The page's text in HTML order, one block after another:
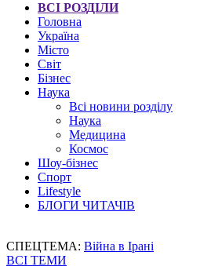
ВСІ РОЗДІЛИ
Головна
Україна
Місто
Світ
Бізнес
Наука
Всі новини розділу
Наука
Медицина
Космос
Шоу-бізнес
Спорт
Lifestyle
БЛОГИ ЧИТАЧІВ
СПЕЦТЕМА: Війна в Ірані
ВСІ ТЕМИ